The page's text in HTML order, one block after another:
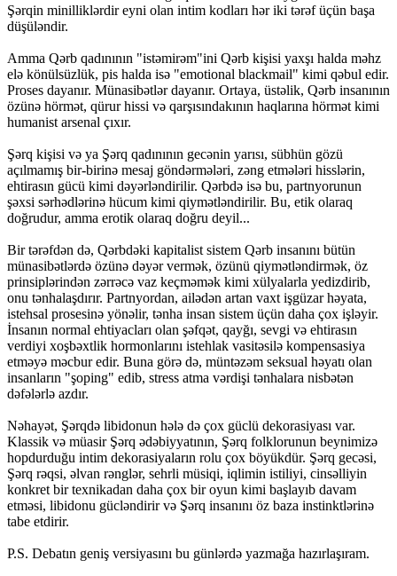
Şərqin minilliklərdir eyni olan intim kodları hər iki tərəf üçün başa
düşüləndir.
Amma Qərb qadınının "istəmirəm"ini Qərb kişisi yaxşı halda məhz
elə könülsüzlük, pis halda isə "emotional blackmail" kimi qəbul edir.
Proses dayanır. Münasibətlər dayanır. Ortaya, üstəlik, Qərb insanının
özünə hörmət, qürur hissi və qarşısındakının haqlarına hörmət kimi
humanist arsenal çıxır.
Şərq kişisi və ya Şərq qadınının gecənin yarısı, sübhün gözü
açılmamış bir-birinə mesaj göndərmələri, zəng etmələri hisslərin,
ehtirasın gücü kimi dəyərləndirilir. Qərbdə isə bu, partnyorunun
şəxsi sərhədlərinə hücum kimi qiymətləndirilir. Bu, etik olaraq
doğrudur, amma erotik olaraq doğru deyil...
Bir tərəfdən də, Qərbdəki kapitalist sistem Qərb insanını bütün
münasibətlərdə özünə dəyər vermək, özünü qiymətləndirmək, öz
prinsiplərindən zərrəcə vaz keçməmək kimi xülyalarla yedizdirib,
onu tənhalaşdırır. Partnyordan, ailədən artan vaxt işgüzar həyata,
istehsal prosesinə yönəlir, tənha insan sistem üçün daha çox işləyir.
İnsanın normal ehtiyacları olan şəfqət, qayğı, sevgi və ehtirasın
verdiyi xoşbəxtlik hormonlarını istehlak vasitəsilə kompensasiya
etməyə məcbur edir. Buna görə də, müntəzəm seksual həyatı olan
insanların "şoping" edib, stress atma vərdişi tənhalara nisbətən
dəfələrlə azdır.
Nəhayət, Şərqdə libidonun hələ də çox güclü dekorasiyası var.
Klassik və müasir Şərq ədəbiyyatının, Şərq folklorunun beynimizə
hopdurduğu intim dekorasiyaların rolu çox böyükdür. Şərq gecəsi,
Şərq rəqsi, əlvan rənglər, sehrli müsiqi, iqlimin istiliyi, cinsəlliyin
konkret bir texnikadan daha çox bir oyun kimi başlayıb davam
etməsi, libidonu gücləndirir və Şərq insanını öz baza instinktlərinə
tabe etdirir.
P.S. Debatın geniş versiyasını bu günlərdə yazmağa hazırlaşıram.